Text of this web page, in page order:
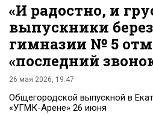
«И радостно, и
выпускники
гимназии № 5
«последний
26 мая 2026, 19:47
Общегородской выпускной в
«УГМК-Арене» 26 июня